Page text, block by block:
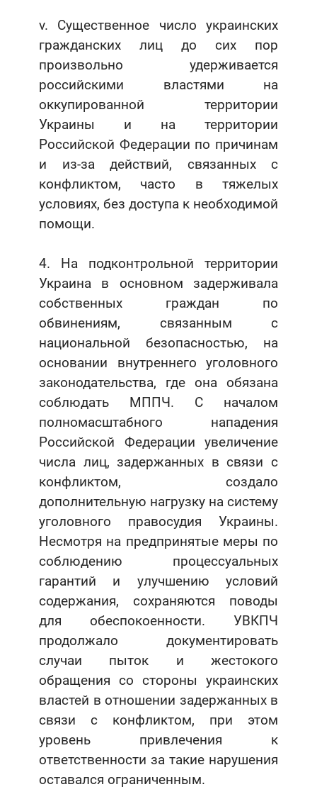
v. Существенное число украинских
гражданских лиц до сих пор
произвольно удерживается
российскими властями на
оккупированной территории
Украины и на территории
Российской Федерации по причинам
и из-за действий, связанных с
конфликтом, часто в тяжелых
условиях, без доступа к необходимой
помощи.
4. На подконтрольной территории
Украина в основном задерживала
собственных граждан по
обвинениям, связанным с
национальной безопасностью, на
основании внутреннего уголовного
законодательства, где она обязана
соблюдать МППЧ. С началом
полномасштабного нападения
Российской Федерации увеличение
числа лиц, задержанных в связи с
конфликтом, создало
дополнительную нагрузку на систему
уголовного правосудия Украины.
Несмотря на предпринятые меры по
соблюдению процессуальных
гарантий и улучшению условий
содержания, сохраняются поводы
для обеспокоенности. УВКПЧ
продолжало документировать
случаи пыток и жестокого
обращения со стороны украинских
властей в отношении задержанных в
связи с конфликтом, при этом
уровень привлечения к
ответственности за такие нарушения
оставался ограниченным.